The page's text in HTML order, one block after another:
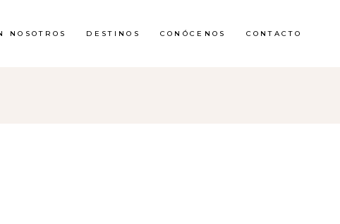
NOSOTROS DESTINOS CONÓCENOS CONTACTO